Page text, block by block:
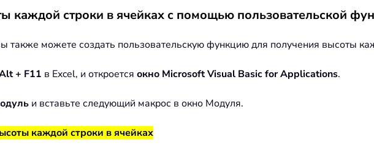
каждой строки в ячейках с помощью пользовательской
также можете создать пользовательскую функцию для получения высоты
+ F11 в Excel, и откроется окно Microsoft Visual Basic for Applications.
и вставьте следующий макрос в окно Модуля.
каждой строки в ячейках